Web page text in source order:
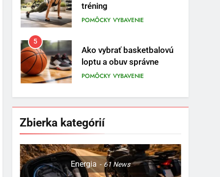
tréning
POMÔCKY VYBAVENIE
5
Ako vybrať basketbalovú
loptu a obuv správne
POMÔCKY VYBAVENIE
6
Ako kombinovať rôzne
tréningové pomôcky
POMÔCKY
7
Pomôcky na cvičenie
brucha
Zbierka kategórií
Energia 61 News